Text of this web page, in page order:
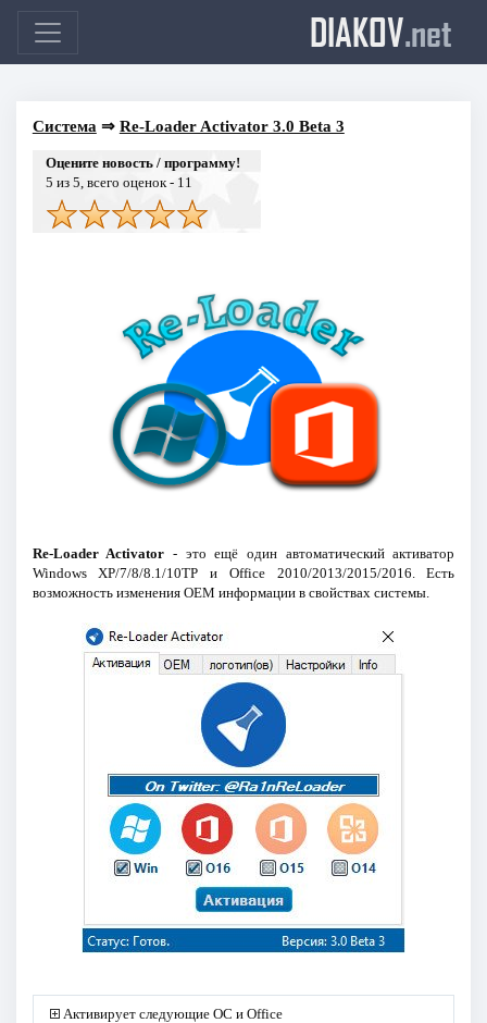
DIAKOV.net
Система ⇒ Re-Loader Activator 3.0 Beta 3
Оцените новость / программу!
5 из 5, всего оценок - 11
Re-Loader Activator - это ещё один автоматический активатор
Windows XP/7/8/8.1/10TP и Office 2010/2013/2015/2016. Есть
возможность изменения ОЕМ информации в свойствах системы.
Активирует следующие ОС и Office